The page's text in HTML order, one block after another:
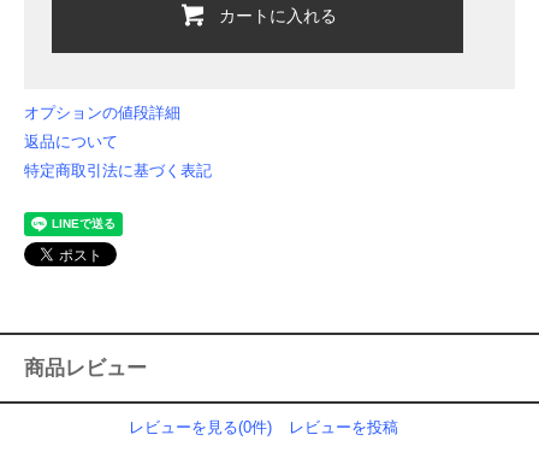
カートに入れる
オプションの値段詳細
返品について
特定商取引法に基づく表記
商品レビュー
レビューを見る(0件) レビューを投稿